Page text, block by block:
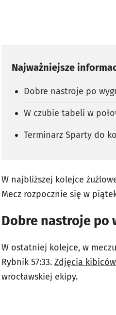
Najważniejsze
Dobre nastroje po
W czubie tabeli w
Terminarz Sparty do
W najbliższej kolejce
Mecz rozpocznie się w
Dobre nastroje po
W ostatniej kolejce, w
Rybnik 57:33. Zdjęcia
wrocławskiej ekipy.